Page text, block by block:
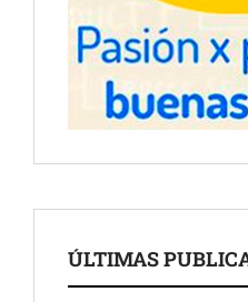
ÚLTIMAS